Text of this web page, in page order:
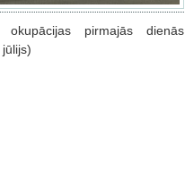
pirmajās dienās